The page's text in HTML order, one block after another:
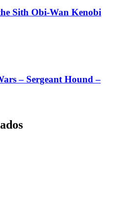
Sith Obi-Wan Kenobi
– Sergeant Hound –